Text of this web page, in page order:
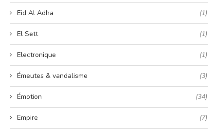
Eid Al Adha (1)
El Sett (1)
Electronique (1)
Émeutes & vandalisme (3)
Émotion (34)
Empire (7)